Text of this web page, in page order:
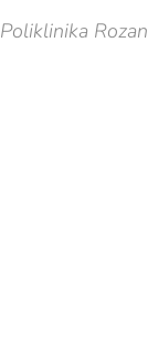
Poliklinika